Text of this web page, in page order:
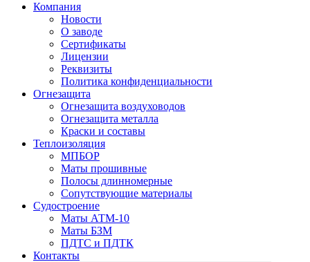
Компания
Новости
О заводе
Сертификаты
Лицензии
Реквизиты
Политика конфиденциальности
Огнезащита
Огнезащита воздуховодов
Огнезащита металла
Краски и составы
Теплоизоляция
МПБОР
Маты прошивные
Полосы длинномерные
Сопутствующие материалы
Судостроение
Маты АТМ-10
Маты БЗМ
ПДТС и ПДТК
Контакты